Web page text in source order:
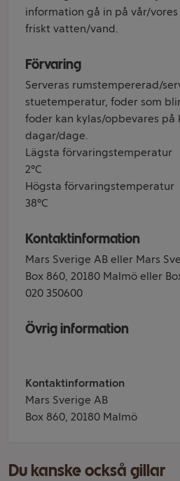
information gå in på vår/
friskt vatten/vand.
Förvaring
Serveras rumstempererad/
stuetemperatur, foder som
foder kan kylas/opbevares
dagar/dage.
Lägsta förvaringstemperatur
2°C
Högsta förvaringstemperatur
38°C
Kontaktinformation
Mars Sverige AB eller Mars
Box 860, 20180 Malmö eller
020 350600
Övrig information
Kontaktinformation
Mars Sverige AB
Box 860, 20180 Malmö
Du kanske också gillar